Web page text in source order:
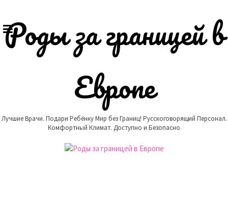
content
Роды за границей в
Европе
Лучшие Врачи. Подари Ребёнку Мир без Границ! Русскоговорящий Персонал.
Комфортный Климат. Доступно и Безопасно